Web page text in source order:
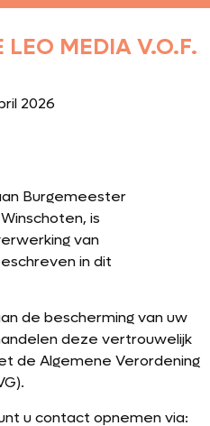
MEDIA V.O.F.
2026
Burgemeester
is
van
in dit
de bescherming van uw
deze vertrouwelijk
de Algemene Verordening
u contact opnemen via: